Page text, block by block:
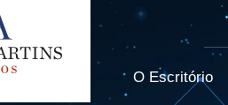
O Escritório